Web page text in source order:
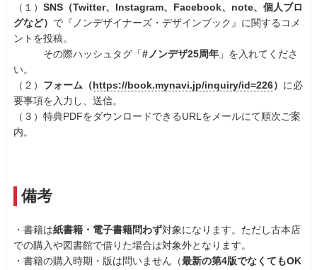
（１） SNS（Twitter、Instagram、Facebook、note、個人ブロ
グなど） で『ノンデザイナーズ・デザインブック』に関するコメ
ントを投稿。
その際ハッシュタグ「#ノンデザ25周年 」を入れてくださ
い。
（２） フォーム（https://book.mynavi.jp/inquiry/id=226） に必
要事項を入力し、送信。
（３）特典PDFをダウンロードできるURLをメールにて順次ご案
内。
備考
・書籍は紙書籍・電子書籍問わず対象になります。ただし古本店
での購入や図書館で借りた場合は対象外となります。
・書籍の購入時期・版は問いません（最新の第4版でなくてもOK